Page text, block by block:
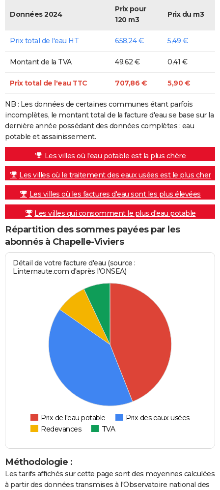
Données 2024
Prix pour
120 m3
Prix du m3
Prix total de l'eau HT 658,24 € 5,49 €
Montant de la TVA 49,62 € 0,41 €
Prix total de l'eau TTC 707,86 € 5,90 €
NB : Les données de certaines communes étant parfois
incomplètes, le montant total de la facture d'eau se base sur la
dernière année possédant des données complètes : eau
potable et assainissement.
Les villes où l'eau potable est la plus chère
Les villes où le traitement des eaux usées est le plus cher
Les villes où les factures d'eau sont les plus élevées
Les villes qui consomment le plus d'eau potable
Répartition des sommes payées par les
abonnés à Chapelle-Viviers
Détail de votre facture d'eau (source :
Linternaute.com d'après l'ONSEA)
Prix de l'eau potable
Prix des eaux usées
Redevances
TVA
Méthodologie :
Les tarifs affichés sur cette page sont des moyennes calculées
à partir des données transmises à l'Observatoire national des